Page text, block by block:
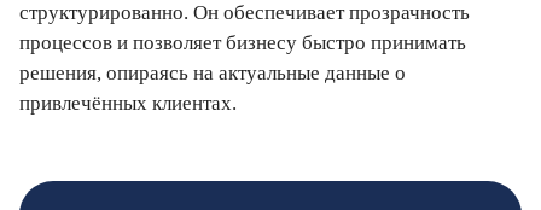
структурированно. Он обеспечивает прозрачность
процессов и позволяет бизнесу быстро принимать
решения, опираясь на актуальные данные о
привлечённых клиентах.